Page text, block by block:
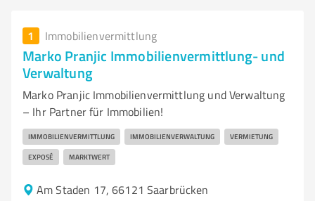
1 Immobilienvermittlung
Marko Pranjic Immobilienvermittlung- und
Verwaltung
Marko Pranjic Immobilienvermittlung und Verwaltung
– Ihr Partner für Immobilien!
IMMOBILIENVERMITTLUNG IMMOBILIENVERWALTUNG VERMIETUNG
EXPOSÉ MARKTWERT
Am Staden 17, 66121 Saarbrücken